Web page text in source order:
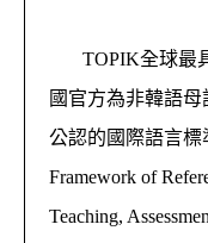
TOPIK全球最具
國官方為非韓語
公認的國際語言標
Framework of
Teaching,